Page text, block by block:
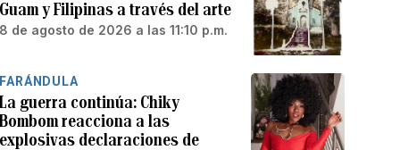
Guam y Filipinas a través del arte
8 de agosto de 2026 a las 11:10 p.m.
FARÁNDULA
La guerra continúa: Chiky
Bombom reacciona a las
explosivas declaraciones de